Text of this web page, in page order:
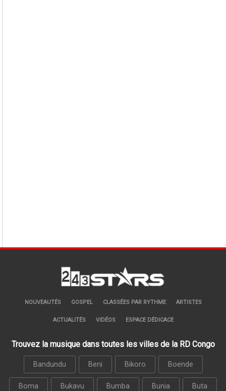
NOUVEAUTÉS GOSPEL CLASSÉES PAR RYTHME ARTISTES
ACTUALITÉS VIDÉOS ESPACE DÉDICACE
Trouvez la musique dans toutes les villes de la RD Congo
Bandundu Beni Bikoro Boende
Boma Bukavu Bumba Bunia Buta